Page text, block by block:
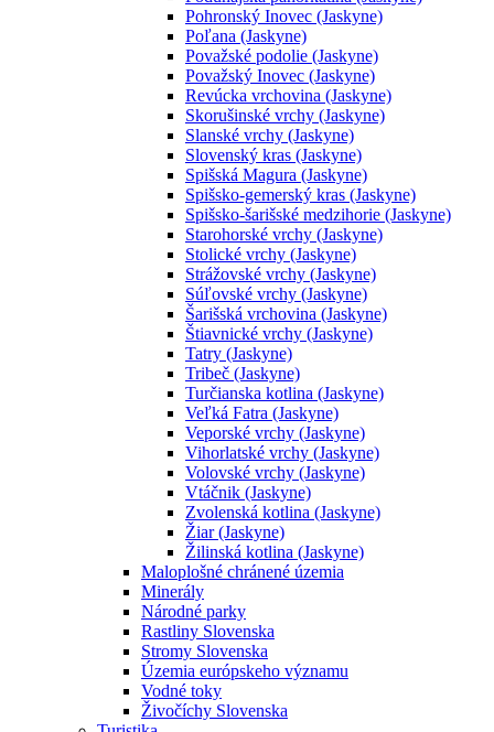
Pohronský Inovec (Jaskyne)
Poľana (Jaskyne)
Považské podolie (Jaskyne)
Považský Inovec (Jaskyne)
Revúcka vrchovina (Jaskyne)
Skorušinské vrchy (Jaskyne)
Slanské vrchy (Jaskyne)
Slovenský kras (Jaskyne)
Spišská Magura (Jaskyne)
Spišsko-gemerský kras (Jaskyne)
Spišsko-šarišské medzihorie (Jaskyne)
Starohorské vrchy (Jaskyne)
Stolické vrchy (Jaskyne)
Strážovské vrchy (Jaskyne)
Súľovské vrchy (Jaskyne)
Šarišská vrchovina (Jaskyne)
Štiavnické vrchy (Jaskyne)
Tatry (Jaskyne)
Tribeč (Jaskyne)
Turčianska kotlina (Jaskyne)
Veľká Fatra (Jaskyne)
Veporské vrchy (Jaskyne)
Vihorlatské vrchy (Jaskyne)
Volovské vrchy (Jaskyne)
Vtáčnik (Jaskyne)
Zvolenská kotlina (Jaskyne)
Žiar (Jaskyne)
Žilinská kotlina (Jaskyne)
Maloplošné chránené územia
Minerály
Národné parky
Rastliny Slovenska
Stromy Slovenska
Územia európskeho významu
Vodné toky
Živočíchy Slovenska